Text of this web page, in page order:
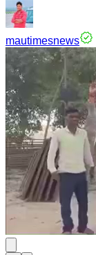
mautimesnews